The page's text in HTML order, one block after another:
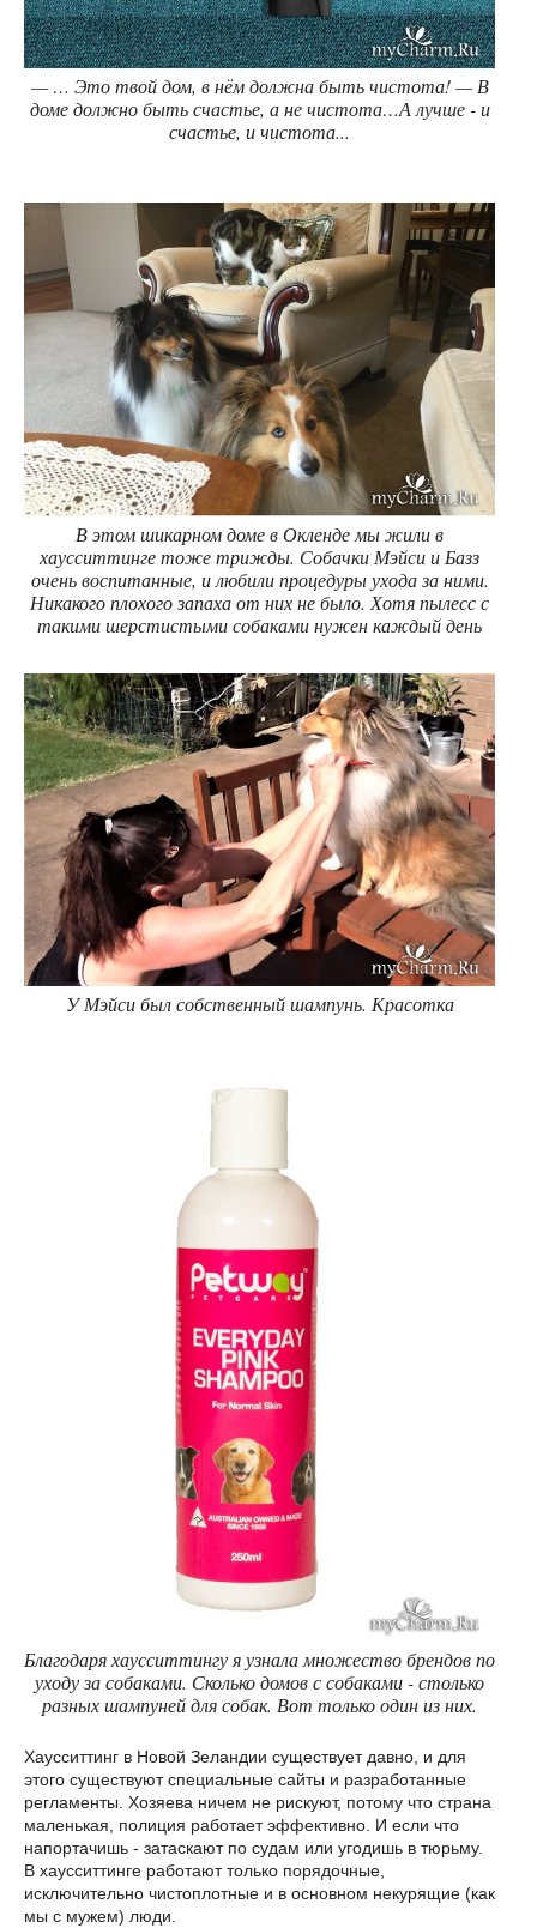
— … Это твой дом, в нём должна быть чистота! — В
доме должно быть счастье, а не чистота…А лучше - и
счастье, и чистота...
В этом шикарном доме в Окленде мы жили в
хаусситтинге тоже трижды. Собачки Мэйси и Базз
очень воспитанные, и любили процедуры ухода за ними.
Никакого плохого запаха от них не было. Хотя пылесс с
такими шерстистыми собаками нужен каждый день
У Мэйси был собственный шампунь. Красотка
Благодаря хаусситтингу я узнала множество брендов по
уходу за собаками. Сколько домов с собаками - столько
разных шампуней для собак. Вот только один из них.
Хаусситтинг в Новой Зеландии существует давно, и для
этого существуют специальные сайты и разработанные
регламенты. Хозяева ничем не рискуют, потому что страна
маленькая, полиция работает эффективно. И если что
напортачишь - затаскают по судам или угодишь в тюрьму.
В хаусситтинге работают только порядочные,
исключительно чистоплотные и в основном некурящие (как
мы с мужем) люди.